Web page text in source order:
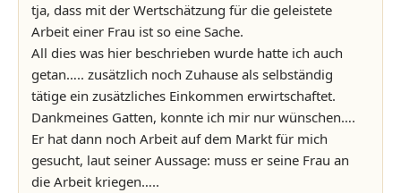
tja, dass mit der Wertschätzung für die geleistete
Arbeit einer Frau ist so eine Sache.
All dies was hier beschrieben wurde hatte ich auch
getan….. zusätzlich noch Zuhause als selbständig
tätige ein zusätzliches Einkommen erwirtschaftet.
Dankmeines Gatten, konnte ich mir nur wünschen….
Er hat dann noch Arbeit auf dem Markt für mich
gesucht, laut seiner Aussage: muss er seine Frau an
die Arbeit kriegen…..